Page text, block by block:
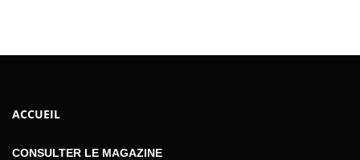
ACCUEIL
CONSULTER LE MAGAZINE